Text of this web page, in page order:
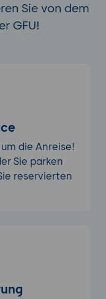
Sie von dem
GFU!
die Anreise!
Sie parken
reservierten